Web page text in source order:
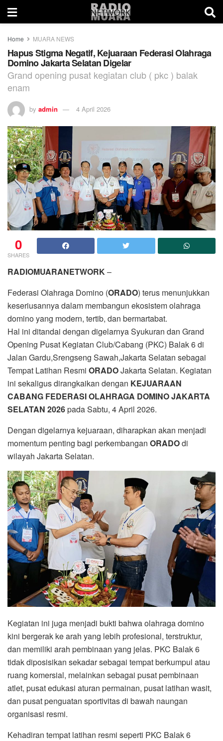
Home MUARA NEWS
Hapus Stigma Negatif, Kejuaraan Federasi Olahraga
Domino Jakarta Selatan Digelar
Grand opening pusat kegiatan club ( pkc ) balak
enam
by admin 4 April 2026
0
SHARES
RADIOMUARANETWORK–
Federasi Olahraga Domino (ORADO) terus menunjukkan
keseriusannya dalam membangun ekosistem olahraga
domino yang modern, tertib, dan bermartabat.
Hal ini ditandai dengan digelarnya Syukuran dan Grand
Opening Pusat Kegiatan Club/Cabang (PKC) Balak 6 di
Jalan Gardu,Srengseng Sawah,Jakarta Selatan sebagai
Tempat Latihan Resmi ORADOJakarta Selatan. Kegiatan
ini sekaligus dirangkaikan dengan KEJUARAAN
CABANG FEDERASI OLAHRAGA DOMINO JAKARTA
SELATAN 2026pada Sabtu, 4 April 2026.
Dengan digelarnya kejuaraan, diharapkan akan menjadi
momentum penting bagi perkembangan ORADOdi
wilayah Jakarta Selatan.
Kegiatan ini juga menjadi bukti bahwa olahraga domino
kini bergerak ke arah yang lebih profesional, terstruktur,
dan memiliki arah pembinaan yang jelas. PKC Balak 6
tidak diposisikan sekadar sebagai tempat berkumpul atau
ruang komersial, melainkan sebagai pusat pembinaan
atlet, pusat edukasi aturan permainan, pusat latihan wasit,
dan pusat penguatan sportivitas di bawah naungan
organisasi resmi.
Kehadiran tempat latihan resmi seperti PKC Balak 6